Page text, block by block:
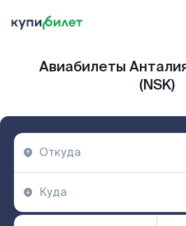
Авиабилеты
(NSK)